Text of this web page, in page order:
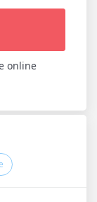
online